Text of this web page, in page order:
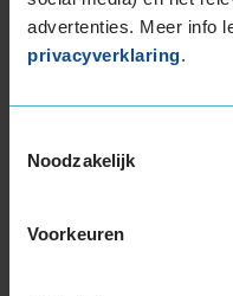
advertenties. Meer info
privacyverklaring.
Noodzakelijk
Voorkeuren
225/45R19 96W
225/45R19 96W
235/35R19 91Y
235/40R19 96V
235/40R19 96W